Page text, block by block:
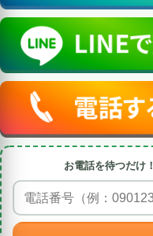
お電話を待つだけ！